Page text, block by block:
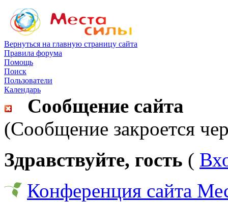
Вернуться на главную страницу сайта
Правила форума
Помощь
Поиск
Пользователи
Календарь
Сообщение сайта
(Сообщение закроется
Здравствуйте, гость (
Конференция сайта